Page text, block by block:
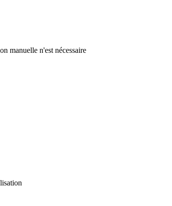
manuelle n'est nécessaire